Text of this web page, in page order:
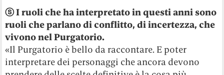
ⓢI ruoli che ha interpretato in questi anni sono
ruoli che parlano di conflitto, di incertezza, che
vivono nel Purgatorio.
«Il Purgatorio è bello da raccontare. E poter
interpretare dei personaggi che ancora devono